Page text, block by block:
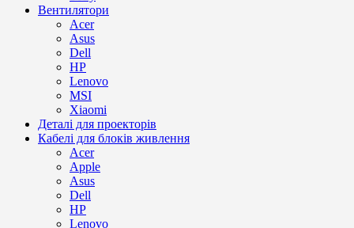
Вентилятори
Acer
Asus
Dell
HP
Lenovo
MSI
Xiaomi
Деталі для проекторів
Кабелі для блоків живлення
Acer
Apple
Asus
Dell
HP
Lenovo